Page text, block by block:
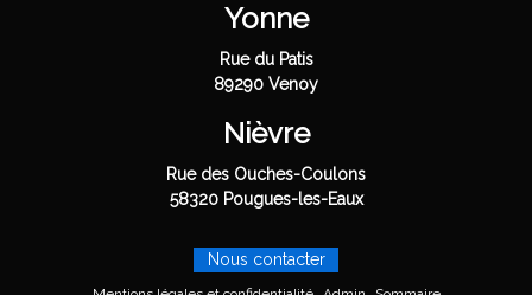
Yonne
Rue du Patis
89290 Venoy
Nièvre
Rue des Ouches-Coulons
58320 Pougues-les-Eaux
Nous contacter